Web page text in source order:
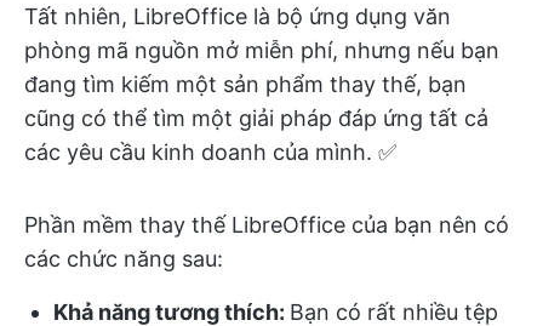
Tất nhiên, LibreOffice là bộ ứng dụng văn
phòng mã nguồn mở miễn phí, nhưng nếu bạn
đang tìm kiếm một sản phẩm thay thế, bạn
cũng có thể tìm một giải pháp đáp ứng tất cả
các yêu cầu kinh doanh của mình. ✅
Phần mềm thay thế LibreOffice của bạn nên có
các chức năng sau:
Khả năng tương thích: Bạn có rất nhiều tệp